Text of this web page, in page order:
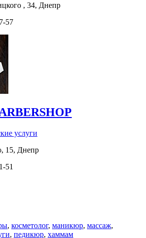
, 34, Днепр
57
услуги
15, Днепр
51
, косметолог, маникюр, массаж,
, педикюр, хаммам